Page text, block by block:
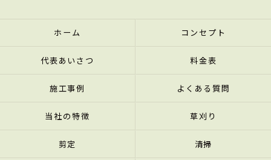
ホーム コンセプト
代表あいさつ 料金表
施工事例 よくある質問
当社の特徴 草刈り
剪定 清掃